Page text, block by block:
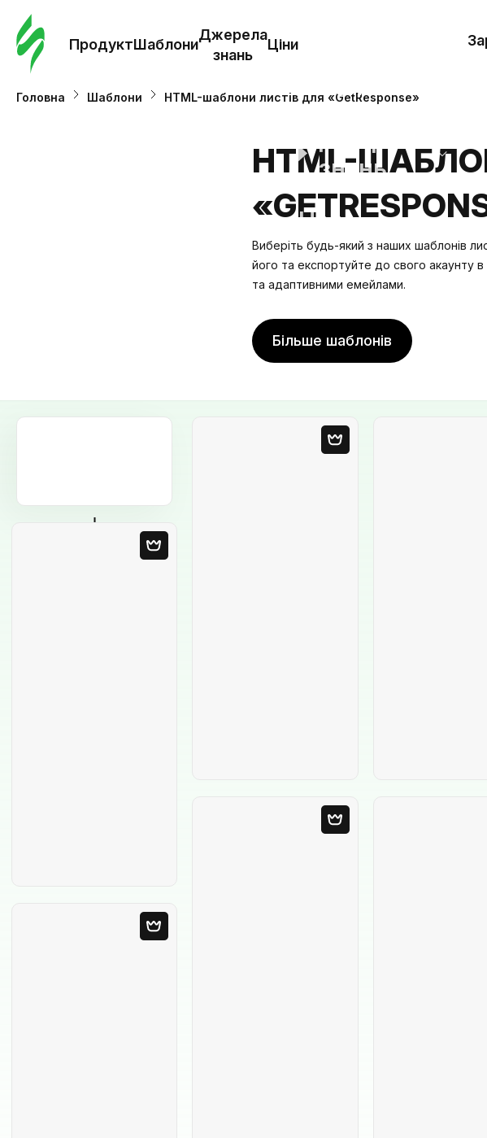
ПродуктШаблони
Джерела
знань
Ціни
Шаблони
знань
Ціни
Головна Шаблони HTML-шаблони листів для «GetResponse»
HTML-
Виберіть будь-який з наших шаблонів
його та експортуйте до свого акаунтув
та адаптивними емейлами.
Більше шаблонів